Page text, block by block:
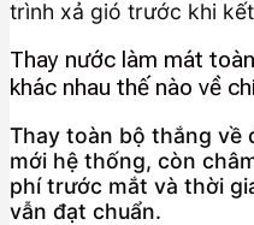
trình xả gió trước khi
Thay nước làm mát
khác nhau thế nào về
Thay toàn bộ thắng về
mới hệ thống, còn
phí trước mắt và thời
vẫn đạt chuẩn.